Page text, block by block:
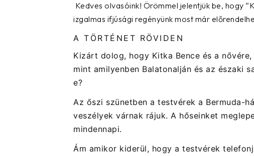
Kedves olvasóink! Örömmel jelentjük be, hogy
izgalmas ifjúsági regényünk most már
A TÖRTÉNET RÖVIDEN
Kizárt dolog, hogy Kitka Bence és a nővére,
mint amilyenben Balatonalján és az északi
e?
Az őszi szünetben a testvérek a Bermuda-
veszélyek várnak rájuk. A hőseinket
mindennapi.
Ám amikor kiderül, hogy a testvérek